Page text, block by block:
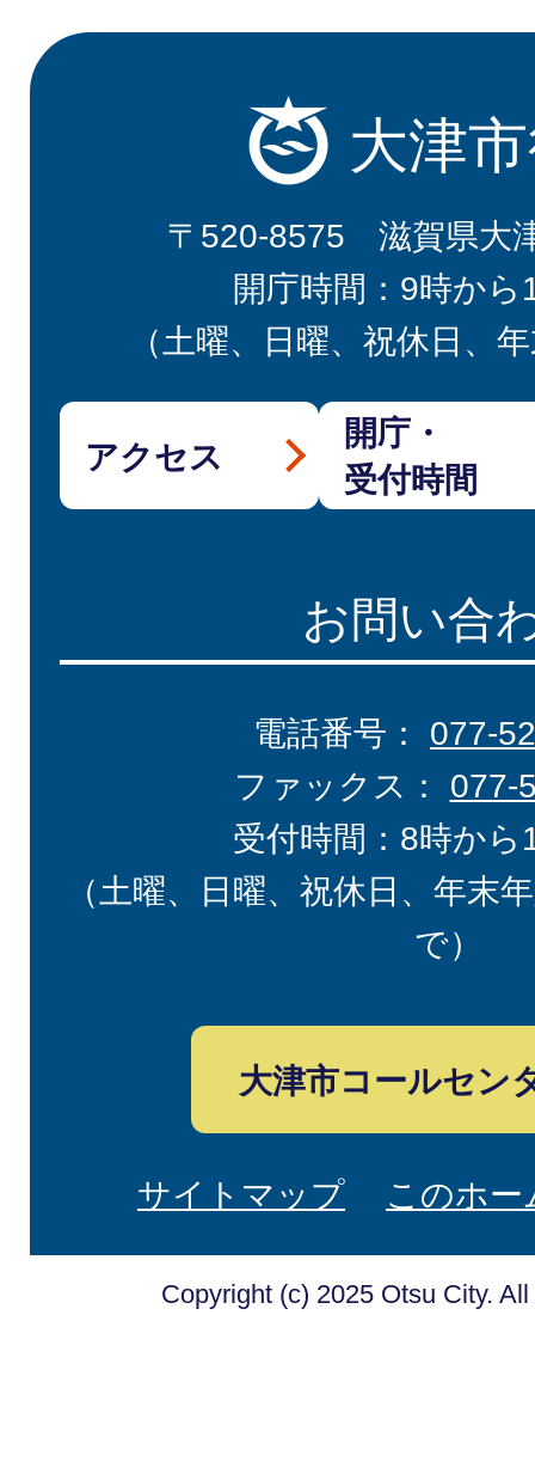
大津
〒520-8575 滋賀県大
開庁時間：9時から
（土曜、日曜、祝休日、
アクセス
開庁・
受付時間
お問い合
電話番号： 077-
ファックス： 077-
受付時間：8時から
（土曜、日曜、祝休日、年末
で）
大津市コールセン
サイトマップ このホ
Copyright (c) 2025 Otsu City.